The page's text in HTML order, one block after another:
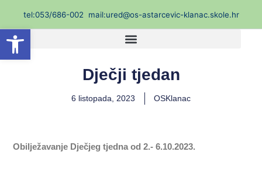
Open toolbar
content
tel:053/686-002 mail:ured@os-astarcevic-klanac.skole.hr
Dječji tjedan
6 listopada, 2023 OSKlanac
Obilježavanje Dječjeg tjedna od 2.- 6.10.2023.